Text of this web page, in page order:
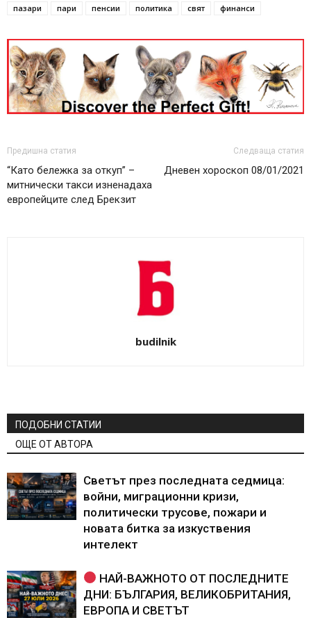
пазари
пари пенсии политика свят финанси
Предишна статия
“Като бележка за откуп” –
митнически такси изненадаха
европейците след Брекзит
Следваща статия
Дневен хороскоп 08/01/2021
budilnik
ПОДОБНИ СТАТИИ
ОЩЕ ОТ АВТОРА
Светът през последната седмица:
войни, миграционни кризи,
политически трусове, пожари и
новата битка за изкуствения
интелект
НАЙ-ВАЖНОТО ОТ ПОСЛЕДНИТЕ
ДНИ: БЪЛГАРИЯ, ВЕЛИКОБРИТАНИЯ,
ЕВРОПА И СВЕТЪТ